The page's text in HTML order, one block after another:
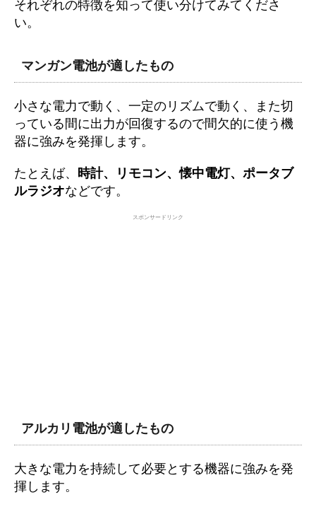
それぞれの特徴を知って使い分けてみてくださ
い。
マンガン電池が適したもの
小さな電力で動く、一定のリズムで動く、また切
っている間に出力が回復するので間欠的に使う機
器に強みを発揮します。
たとえば、 時計、リモコン、懐中電灯、ポータブ
ルラジオなどです。
スポンサードリンク
アルカリ電池が適したもの
大きな電力を持続して必要とする機器に強みを発
揮します。